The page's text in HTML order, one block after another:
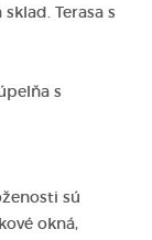
Terasa s
s
sú
okná,